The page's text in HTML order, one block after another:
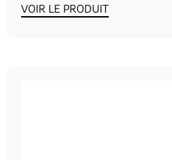
VOIR LE PRODUIT